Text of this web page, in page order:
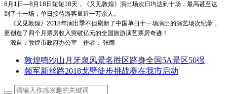
8月1日—8月18日短短18天，《又见敦煌》演出场次日均达到十场，最高甚至达
到了十一场，单日接待游客量近一万余人。
《又见敦煌》2018年演出季不但刷新了中国单日十一场演出的演艺场次纪录，
更创造了四个月票房收入突破亿元的全国旅游演艺票房奇迹！
源自：敦煌市政府办公室 作者： 张鹰
敦煌鸣沙山月牙泉风景名胜区跻身全国5A景区50强
领军新丝路2018戈壁徒步挑战赛在我市启动